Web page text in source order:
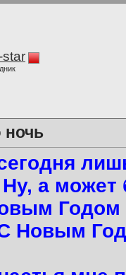
star
Ну, а может
Годом
Новым